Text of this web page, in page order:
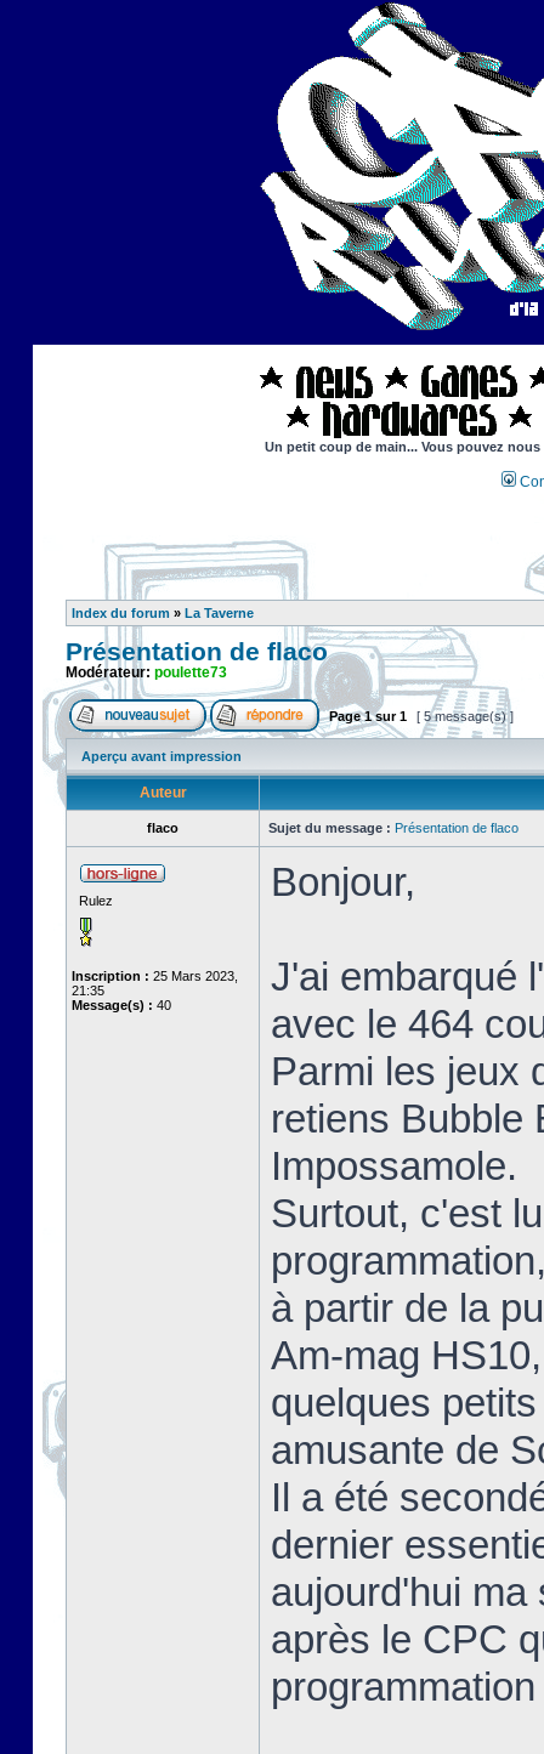
Un petit coup de main... Vous pouvez
Index du forum » La Taverne
Présentation de flaco
Modérateur: poulette73
Page1sur1 [ 5 message(s) ]
Aperçu avant impression
Auteur
flaco Sujet du message : Présentation de flaco
Rulez
Inscription : 25 Mars 2023,
21:35
Message(s) : 40
Bonjour,
J'ai embarqué
avec le 464
Parmi les jeux
retiens Bubble
Impossamole.
Surtout, c'est
à partir de la
Am-mag
quelques
amusante de
Il a été
dernier
aujourd'hui ma
après le CPC